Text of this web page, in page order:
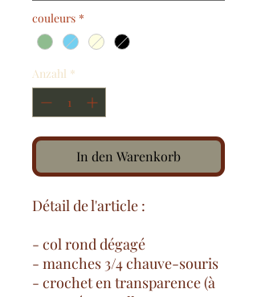
couleurs *
Anzahl *
In den Warenkorb
Détail de l'article :
- col rond dégagé
- manches 3/4 chauve-souris
- crochet en transparence (à